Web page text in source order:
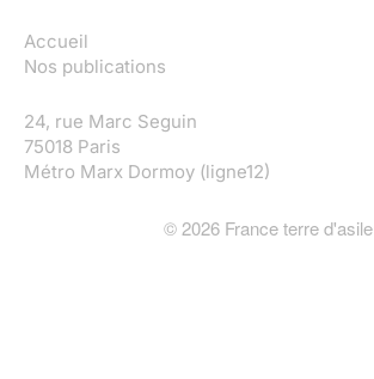
Accueil
Nos publications
24, rue Marc Seguin
75018 Paris
Métro Marx Dormoy (ligne12)
© 2026France terre d'asile